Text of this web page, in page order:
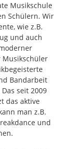
Musikschule
Schülern. Wir
wie z.B.
und auch
Musikschüler
Bandarbeit
seit 2009
das aktive
man z.B.
und